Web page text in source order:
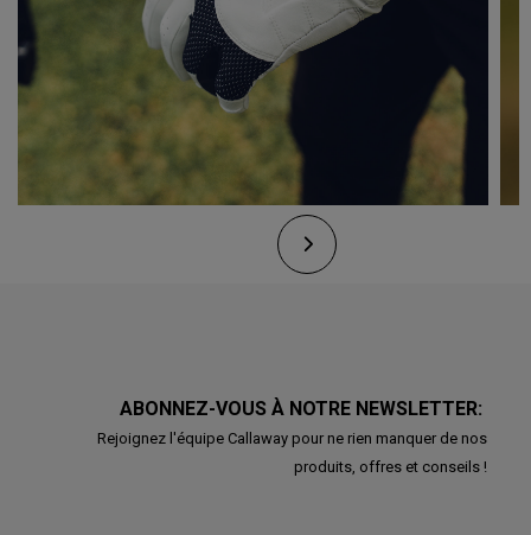
ABONNEZ-VOUS À NOTRE NEWSLETTER:
Rejoignez l'équipe Callaway pour ne rien manquer de nos
produits, offres et conseils !